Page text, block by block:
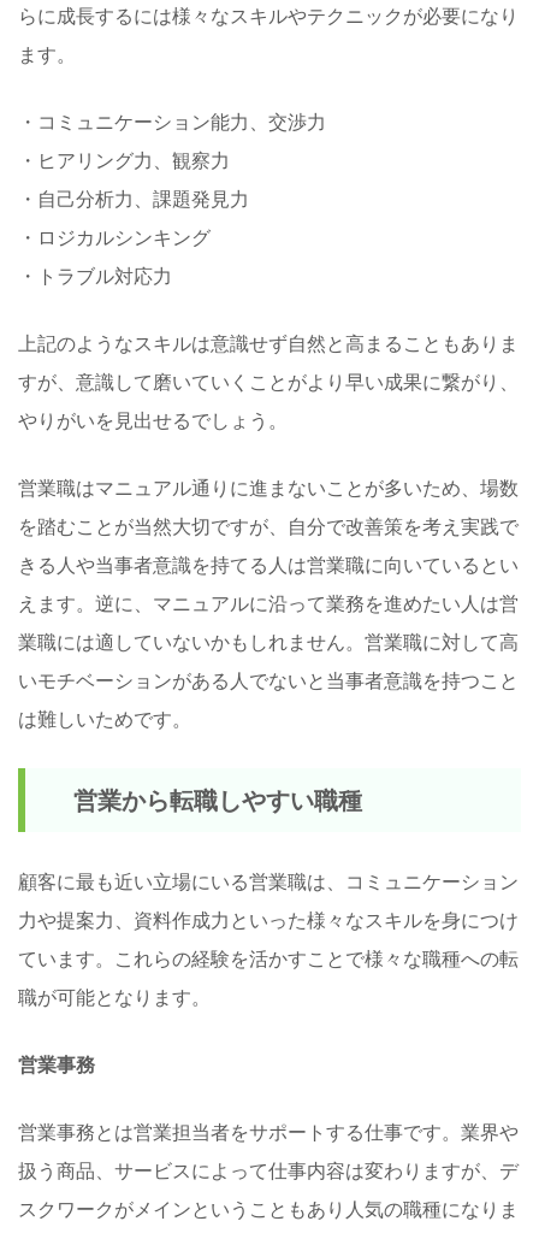
らに成長するには様々なスキルやテクニックが必要になり
ます。
・コミュニケーション能力、交渉力
・ヒアリング力、観察力
・自己分析力、課題発見力
・ロジカルシンキング
・トラブル対応力
上記のようなスキルは意識せず自然と高まることもありま
すが、意識して磨いていくことがより早い成果に繋がり、
やりがいを見出せるでしょう。
営業職はマニュアル通りに進まないことが多いため、場数
を踏むことが当然大切ですが、自分で改善策を考え実践で
きる人や当事者意識を持てる人は営業職に向いているとい
えます。逆に、マニュアルに沿って業務を進めたい人は営
業職には適していないかもしれません。営業職に対して高
いモチベーションがある人でないと当事者意識を持つこと
は難しいためです。
営業から転職しやすい職種
顧客に最も近い立場にいる営業職は、コミュニケーション
力や提案力、資料作成力といった様々なスキルを身につけ
ています。これらの経験を活かすことで様々な職種への転
職が可能となります。
営業事務
営業事務とは営業担当者をサポートする仕事です。業界や
扱う商品、サービスによって仕事内容は変わりますが、デ
スクワークがメインということもあり人気の職種になりま